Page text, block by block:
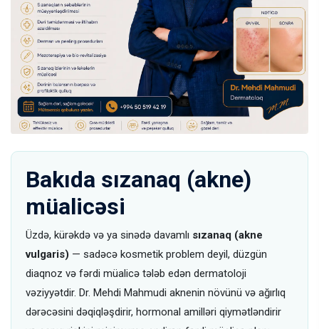
Bakıda sızanaq (akne)
müalicəsi
Üzdə, kürəkdə və ya sinədə davamlı sızanaq (akne
vulgaris) — sadəcə kosmetik problem deyil, düzgün
diaqnoz və fərdi müalicə tələb edən dermatoloji
vəziyyətdir. Dr. Mehdi Mahmudi aknenin növünü və ağırlıq
dərəcəsini dəqiqləşdirir, hormonal amilləri qiymətləndirir